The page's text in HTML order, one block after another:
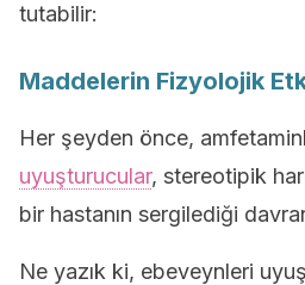
tutabilir:
Maddelerin Fizyolojik
Her şeyden önce,
uyuşturucular, stereotipik
bir hastanın sergilediği
Ne yazık ki, ebeveynleri